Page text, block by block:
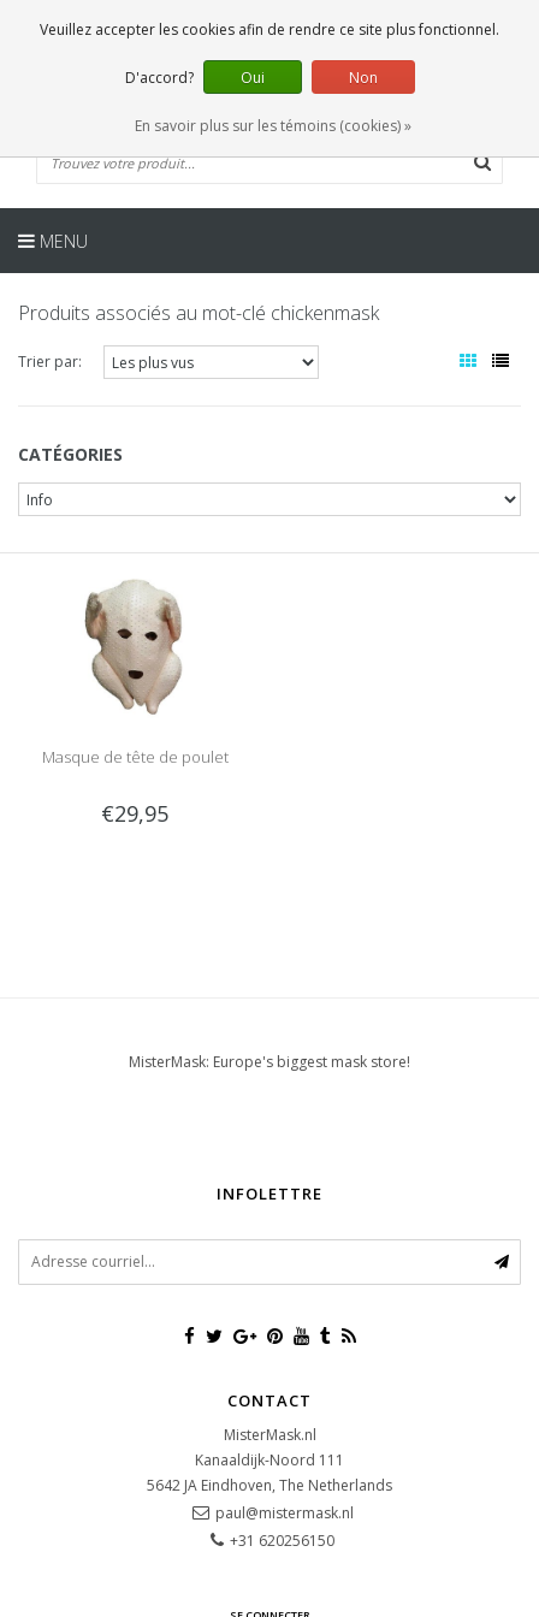
0 Articles
FR
MENU
Produits associés au mot-clé chickenmask
Trier par:
CATÉGORIES
Masque de tête de poulet
€29,95
MisterMask: Europe's biggest mask store!
INFOLETTRE
CONTACT
MisterMask.nl
Kanaaldijk-Noord 111
5642 JA Eindhoven, The Netherlands
paul@mistermask.nl
+31 620256150
Veuillez accepter les cookies afin de rendre ce site plus fonctionnel.
D'accord? Oui Non
En savoir plus sur les témoins (cookies) »